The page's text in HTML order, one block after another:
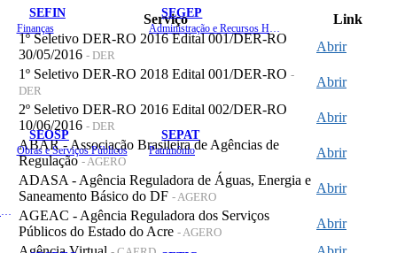
SEFIN
Finanças
SEGEP
SEOSP
Obras e Serviços Públicos
SEPAT
Patrimônio
Serviço
Link
1º Seletivo DER-RO 2016 Edital 001/DER-RO
30/05/2016 - DER
Abrir
1º Seletivo DER-RO 2018 Edital 001/DER-RO -
DER
Abrir
2º Seletivo DER-RO 2016 Edital 002/DER-RO
10/06/2016 - DER
Abrir
ABAR - Associação Brasileira de Agências de
Regulação- AGERO
Abrir
ADASA - Agência Reguladora de Águas, Energia e
Saneamento Básico do DF - AGERO
Abrir
AGEAC - Agência Reguladora dos Serviços
Públicos do Estado do Acre - AGERO
Abrir